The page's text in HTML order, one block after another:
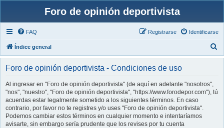
Foro de opinión deportivista
FAQ Identificarse
Registrarse
Índice general
u
Foro de opinión deportivista - Condiciones de uso
Al ingresar en "Foro de opinión deportivista" (de aquí en adelante "nosotros",
"nos", "nuestro", "Foro de opinión deportivista", "https://www.forodepor.com"), tú
acuerdas estar legalmente sometido a los siguientes términos. En caso
contrario, por favor no te registres y/o uses "Foro de opinión deportivista".
Podemos cambiar estos términos en cualquier momento e intentaríamos
avisarte, sin embargo sería prudente que los revises por tu cuenta